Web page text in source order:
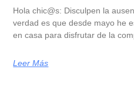
Hola chic@s: Disculpen la
verdad es que desde mayo he
en casa para disfrutar de la
Leer Más